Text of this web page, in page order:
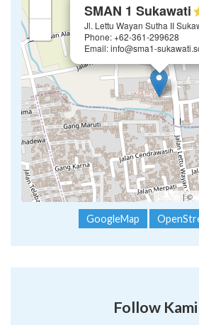
SMAN 1 Sukawati
Jl. Lettu Wayan Sutha II
Phone: +62-361-299628
Email: info@sma1-
Leaflet | ©
GoogleMap
Follow Kami